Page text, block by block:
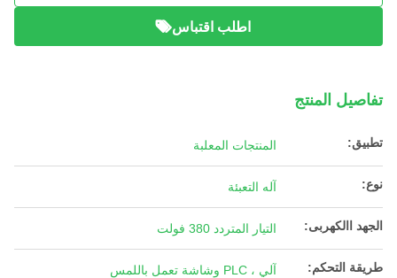
اطلب اقتباس
تفاصيل المنتج
تطبيق: المنتجات المعلبة
نوع: آله التعبئة
الجهد االكهربى: التيار المتردد 380 فولت
طريقة التحكم: آلي ، PLC وشاشة تعمل باللمس